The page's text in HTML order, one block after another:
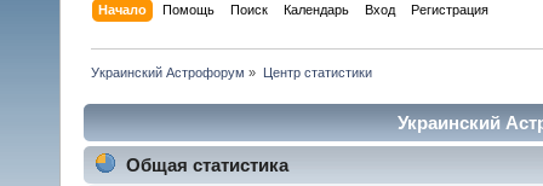
Начало Помощь Поиск Календарь Вход Регистрация
Украинский Астрофорум » Центр статистики
Украинский
Общая статистика